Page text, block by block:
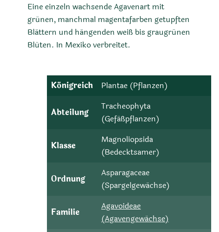
Eine einzeln wachsende Agavenart mit
grünen, manchmal magentafarben getupften
Blättern und hängenden weiß bis graugrünen
Blüten. In Mexiko verbreitet.
Königreich Plantae (Pflanzen)
Abteilung
Tracheophyta
(Gefäßpflanzen)
Klasse
Magnoliopsida
(Bedecktsamer)
Ordnung
Asparagaceae
(Spargelgewächse)
Familie
Agavoideae
(Agavengewächse)